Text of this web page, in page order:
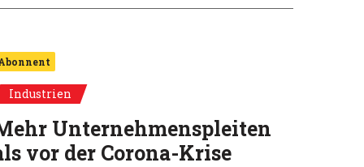
Industrien
Unternehmenspleiten
vor der Corona-Krise